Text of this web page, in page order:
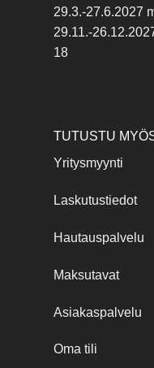
29.3.-27.6.2027
29.11.-
18
TUTUSTU
Yritysmyynti
Laskutustiedot
Hautauspalvelu
Maksutavat
Asiakaspalvelu
Oma tili